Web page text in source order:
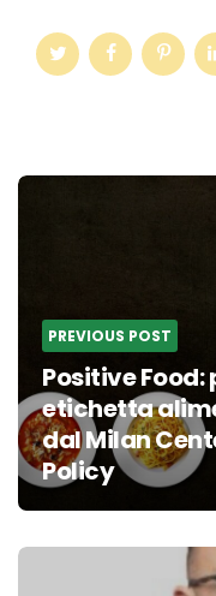
Post
PREVIOUS POST
Positive
etichetta
dal Milan
Policy